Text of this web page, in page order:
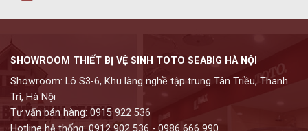
SHOWROOM THIẾT BỊ VỆ SINH TOTO SEABIG HÀ NỘI
Showroom: Lô S3-6, Khu làng nghề tập trung Tân Triều, Thanh
Trì, Hà Nội
Tư vấn bán hàng: 0915 922 536